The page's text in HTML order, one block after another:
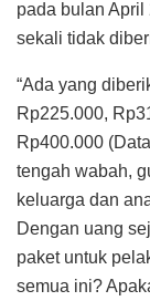
pada bulan April
sekali tidak
“Ada yang
Rp225.000,
Rp400.000
tengah wabah,
keluarga dan
Dengan uang
paket untuk
semua ini?